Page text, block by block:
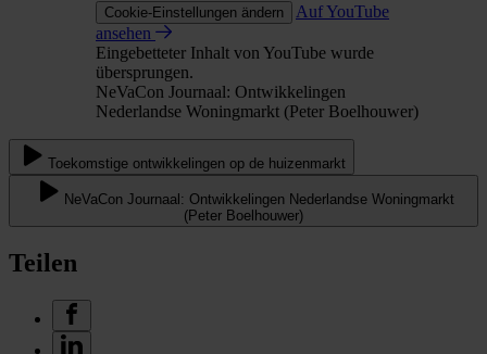
Cookie-Einstellungen ändern
Auf YouTube
ansehen
Eingebetteter Inhalt von YouTube wurde
übersprungen.
NeVaCon Journaal: Ontwikkelingen
Nederlandse Woningmarkt (Peter Boelhouwer)
Toekomstige ontwikkelingen op de huizenmarkt
NeVaCon Journaal: Ontwikkelingen Nederlandse Woningmarkt
(Peter Boelhouwer)
Teilen